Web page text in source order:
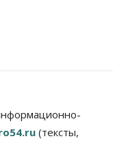
области
(тексты,